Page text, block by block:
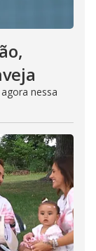
nessa